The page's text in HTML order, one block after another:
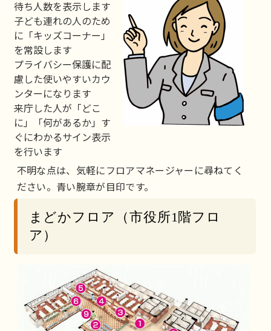
待ち人数を表示します
子ども連れの人のため
に「キッズコーナー」
を常設します
プライバシー保護に配
慮した使いやすいカウ
ンターになります
来庁した人が「どこ
に」「何があるか」す
ぐにわかるサイン表示
を行います
不明な点は、気軽にフロアマネージャーに尋ねてく
ださい。青い腕章が目印です。
まどかフロア（市役所1階フロ
ア）